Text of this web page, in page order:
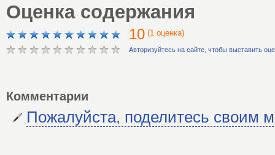
Оценка содержания
10 (1 оценка)
Авторизуйтесь на сайте, чтобы выставить
Комментарии
Пожалуйста, поделитесь своим